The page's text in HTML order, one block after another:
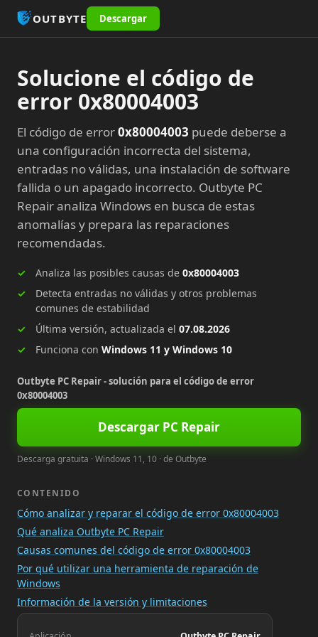
OUTBYTE Descargar
Solucione el código de
error 0x80004003
El código de error0x80004003 puede deberse a
una configuración incorrecta del sistema,
entradas no válidas, una instalación de software
fallida o un apagado incorrecto. Outbyte PC
Repair analiza Windows en busca de estas
anomalías y prepara las reparaciones
recomendadas.
Analiza las posibles causas de 0x80004003
Detecta entradas no válidas y otros problemas
comunes de estabilidad
Última versión, actualizada el 07.08.2026
Funciona con Windows 11 y Windows 10
Outbyte PC Repair - solución para el código de error
0x80004003
Descargar PC Repair
Descarga gratuita · Windows 11, 10 · de Outbyte
CONTENIDO
Cómo analizar y reparar el código de error 0x80004003
Qué analiza Outbyte PC Repair
Causas comunes del código de error 0x80004003
Por qué utilizar una herramienta de reparación de
Windows
Información de la versión y limitaciones